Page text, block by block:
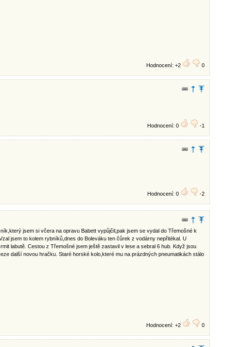
Hodnocení: +2 0
Hodnocení: 0 -1
Hodnocení: 0 -2
jsem si včera na opravu Babett vypůjčil,pak jsem se vydal do Třemošné k
jsem to kolem rybníků,dnes do Boleváku ten čůrek z vodárny nepřitékal. U
labutě. Cestou z Třemošné jsem ještě zastavil v lese a sebral 6 hub. Když jsou
další novou hračku. Staré horské kolo,které mu na prázdných pneumatikách stálo
Hodnocení: +2 0